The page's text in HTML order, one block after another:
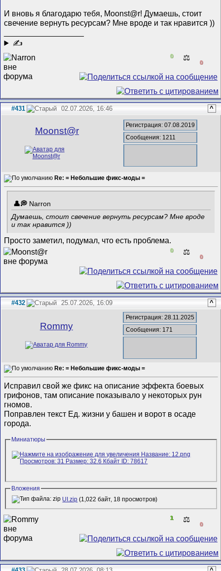
И вновь я благодарю тебя, Moonst@r! Думаешь, стоит
свечение вернуть ресурсам? Мне вроде и так нравится ))
✍
0 ⚖️
0
#431 02.07.2026, 16:46 ^
Mооnst@r
Регистрация: 07.08.2019
Сообщения: 1211
Re: = Небольшие фикс-моды =
Narron
Думаешь, стоит свечение вернуть ресурсам? Мне вроде
и так нравится ))
Просто заметил, подумал, что есть проблема.
0 ⚖️
0
#432 25.07.2026, 16:09 ^
Rommy
Регистрация: 28.11.2025
Сообщения: 171
Re: = Небольшие фикс-моды =
Исправил свой же фикс на описание эффекта боевых
грифонов, там описание показывало у некоторых рун
гномов.
Поправлен текст Ед. жизни у башен и ворот в осаде
города.
Миниатюры
Вложения
UI.zip (1,022 байт, 18 просмотров)
1 ⚖️
0